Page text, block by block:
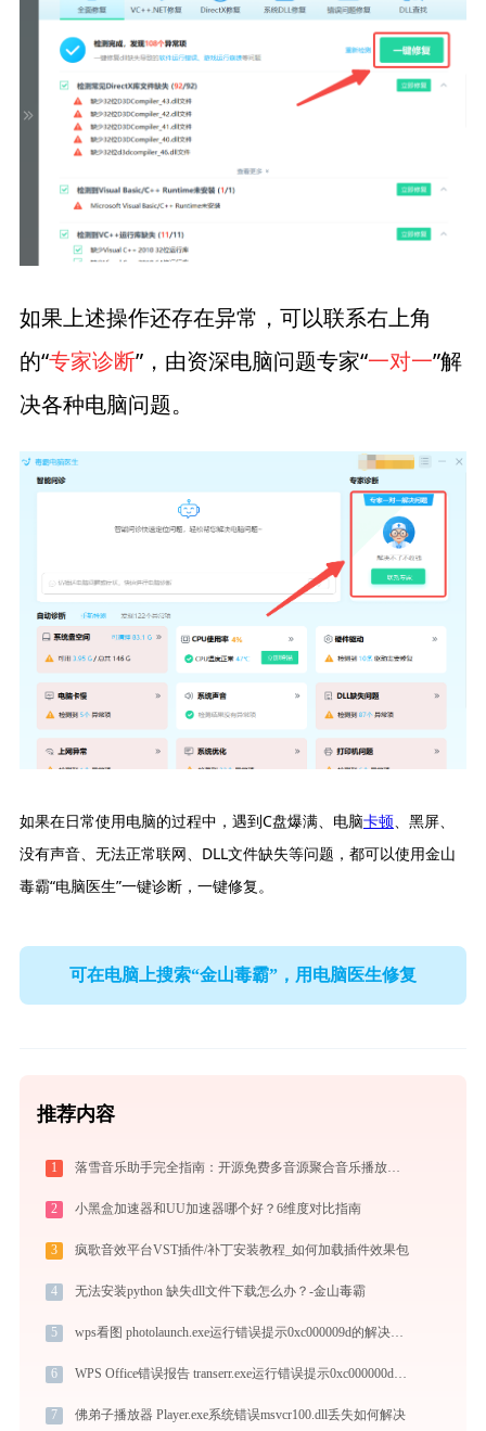
如果上述操作还存在异常，可以联系右上角
的“专家诊断”，由资深电脑问题专家“一对一”解
决各种电脑问题。
如果在日常使用电脑的过程中，遇到C盘爆满、电脑卡顿、黑屏、
没有声音、无法正常联网、DLL文件缺失等问题，都可以使用金山
毒霸“电脑医生”一键诊断，一键修复。
可在电脑上搜索“金山毒霸”，用电脑医生修复
推荐内容
1 落雪音乐助手完全指南：开源免费多音源聚合音乐播放器的安装、配置与使用技巧（2026最新）
2 小黑盒加速器和UU加速器哪个好？6维度对比指南
3 疯歌音效平台VST插件/补丁安装教程_如何加载插件效果包
4 无法安装python 缺失dll文件下载怎么办？-金山毒霸
5 wps看图 photolaunch.exe运行错误提示0xc000009d的解决办法
6 WPS Office错误报告 transerr.exe运行错误提示0xc000000d的解决办法
7 佛弟子播放器 Player.exe系统错误msvcr100.dll丢失如何解决